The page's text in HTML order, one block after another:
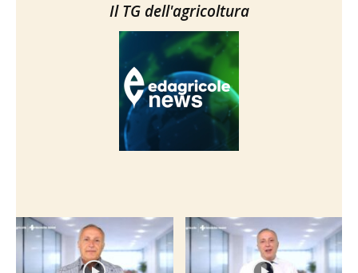
Il TG dell'agricoltura